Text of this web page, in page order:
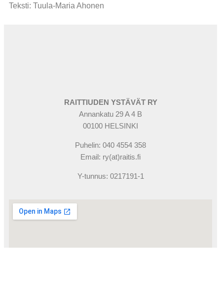
Teksti: Tuula-Maria Ahonen
RAITTIUDEN YSTÄVÄT RY
Annankatu 29 A 4 B
00100 HELSINKI
Puhelin: 040 4554 358
Email: ry(at)raitis.fi
Y-tunnus: 0217191-1